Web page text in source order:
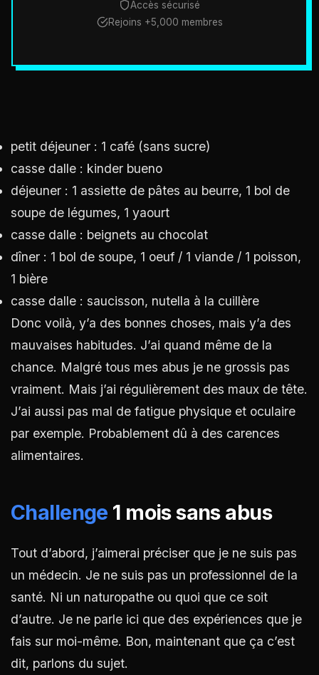
Accès sécurisé
Rejoins +5,000 membres
petit déjeuner : 1 café (sans sucre)
casse dalle : kinder bueno
déjeuner : 1 assiette de pâtes au beurre, 1 bol de
soupe de légumes, 1 yaourt
casse dalle : beignets au chocolat
dîner : 1 bol de soupe, 1 oeuf / 1 viande / 1 poisson,
1 bière
casse dalle : saucisson, nutella à la cuillère
Donc voilà, y’a des bonnes choses, mais y’a des
mauvaises habitudes. J’ai quand même de la
chance. Malgré tous mes abus je ne grossis pas
vraiment. Mais j’ai régulièrement des maux de tête.
J’ai aussi pas mal de fatigue physique et oculaire
par exemple. Probablement dû à des carences
alimentaires.
Challenge 1 mois sans abus
Tout d’abord, j’aimerai préciser que je ne suis pas
un médecin. Je ne suis pas un professionnel de la
santé. Ni un naturopathe ou quoi que ce soit
d’autre. Je ne parle ici que des expériences que je
fais sur moi-même. Bon, maintenant que ça c’est
dit, parlons du sujet.